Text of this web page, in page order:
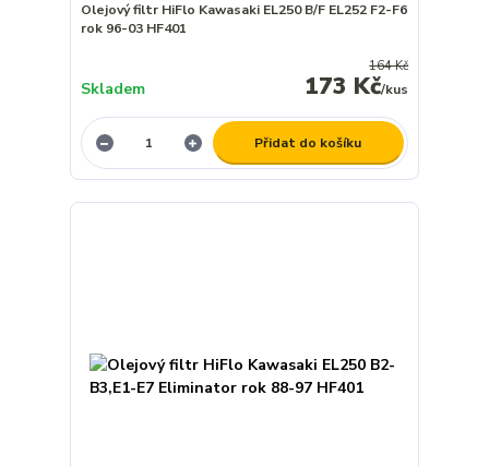
Olejový filtr HiFlo Kawasaki EL250 B/F EL252 F2-F6
rok 96-03 HF401
164 Kč
173 Kč/kus
Skladem
Přidat do košíku